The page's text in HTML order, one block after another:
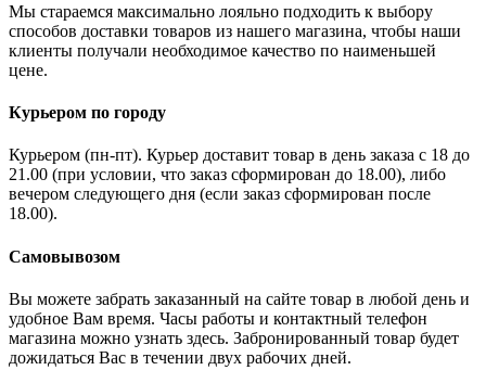
Мы стараемся максимально лояльно подходить к выбору
способов доставки товаров из нашего магазина, чтобы наши
клиенты получали необходимое качество по наименьшей
цене.
Курьером по городу
Курьером (пн-пт). Курьер доставит товар в день заказа с 18 до
21.00 (при условии, что заказ сформирован до 18.00), либо
вечером следующего дня (если заказ сформирован после
18.00).
Самовывозом
Вы можете забрать заказанный на сайте товар в любой день и
удобное Вам время. Часы работы и контактный телефон
магазина можно узнать здесь. Забронированный товар будет
дожидаться Вас в течении двух рабочих дней.